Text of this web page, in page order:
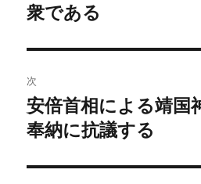
ナ
ビ
ゲ
ー
シ
の
稿:
衆である
次
次
の
稿:
安倍首相による靖国
奉納に抗議する